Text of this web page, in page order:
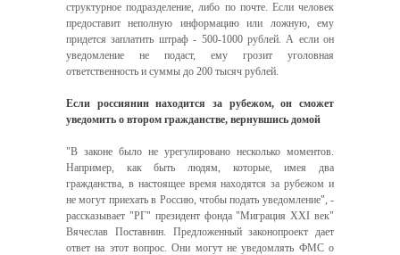
структурное подразделение, либо по почте. Если человек
предоставит неполную информацию или ложную, ему
придется заплатить штраф - 500-1000 рублей. А если он
уведомление не подаст, ему грозит уголовная
ответственность и суммы до 200 тысяч рублей.
Если россиянин находится за рубежом, он сможет
уведомить о втором гражданстве, вернувшись домой
"В законе было не урегулировано несколько моментов.
Например, как быть людям, которые, имея два
гражданства, в настоящее время находятся за рубежом и
не могут приехать в Россию, чтобы подать уведомление", -
рассказывает "РГ" президент фонда "Миграция XXI век"
Вячеслав Поставнин. Предложенный законопроект дает
ответ на этот вопрос. Они могут не уведомлять ФМС о